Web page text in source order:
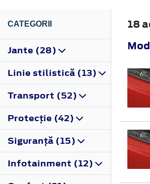
CATEGORII
Jante (28)
Linie stilistică (13)
Transport (52)
Protecţie (42)
Siguranţă (15)
Infotainment (12)
18